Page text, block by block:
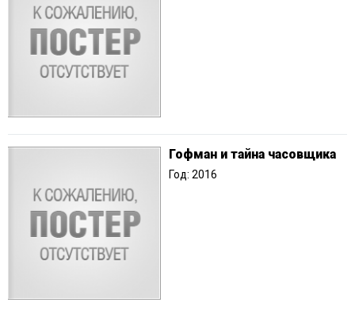
Гофман и тайна часовщика
Год: 2016